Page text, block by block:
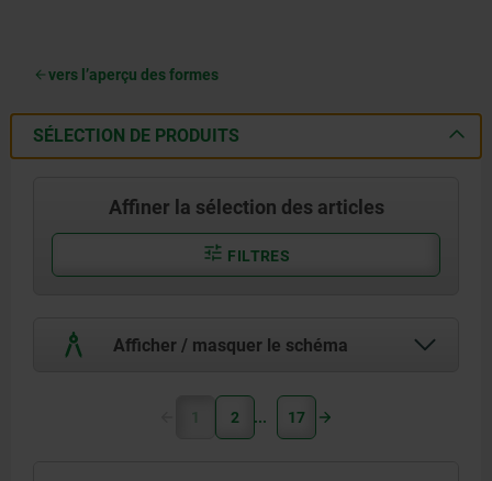
vers l’aperçu des formes
SÉLECTION DE PRODUITS
Affiner la sélection des articles
FILTRES
Afficher / masquer le schéma
1 2 17